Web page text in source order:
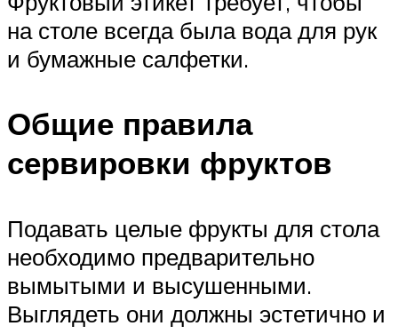
на столе всегда была вода для рук
и бумажные салфетки.
Общие правила
сервировки фруктов
Подавать целые фрукты для стола
необходимо предварительно
вымытыми и высушенными.
Выглядеть они должны эстетично и